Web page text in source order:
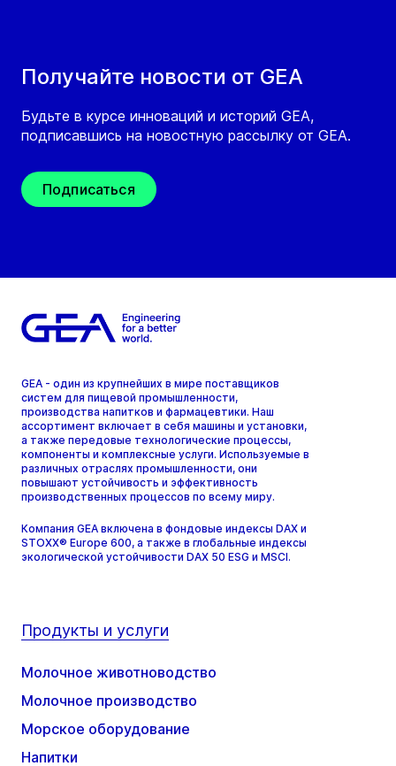
Получайте новости от GEA
Будьте в курсе инноваций и историй GEA,
подписавшись на новостную рассылку от GEA.
Подписаться
GEA - один из крупнейших в мире поставщиков
систем для пищевой промышленности,
производства напитков и фармацевтики. Наш
ассортимент включает в себя машины и установки,
а также передовые технологические процессы,
компоненты и комплексные услуги. Используемые в
различных отраслях промышленности, они
повышают устойчивость и эффективность
производственных процессов по всему миру.
Компания GEA включена в фондовые индексы DAX и
STOXX® Europe 600, а также в глобальные индексы
экологической устойчивости DAX 50 ESG и MSCI.
Продукты и услуги
Молочное животноводство
Молочное производство
Морское оборудование
Напитки